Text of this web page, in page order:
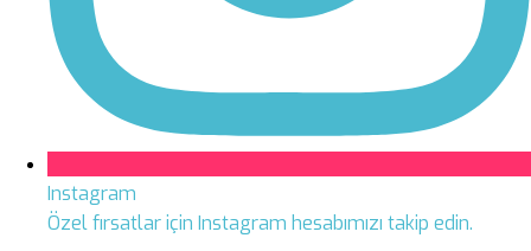
Instagram
Özel fırsatlar için Instagram hesabımızı takip edin.